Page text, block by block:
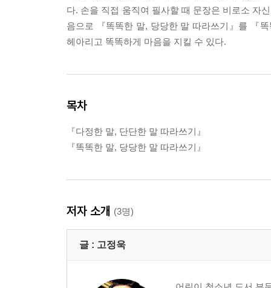
다. 손을 직접 움직여 필사할 때 문장은 비로소 자
음으로 『똑똑한 말, 당당한 말 따라쓰기』를 『
헤아리고 똑똑하게 마음을 지킬 수 있다.
목차
『다정한 말, 단단한 말 따라쓰기』
『똑똑한 말, 당당한 말 따라쓰기』
저자 소개 (3명)
글 : 고정욱